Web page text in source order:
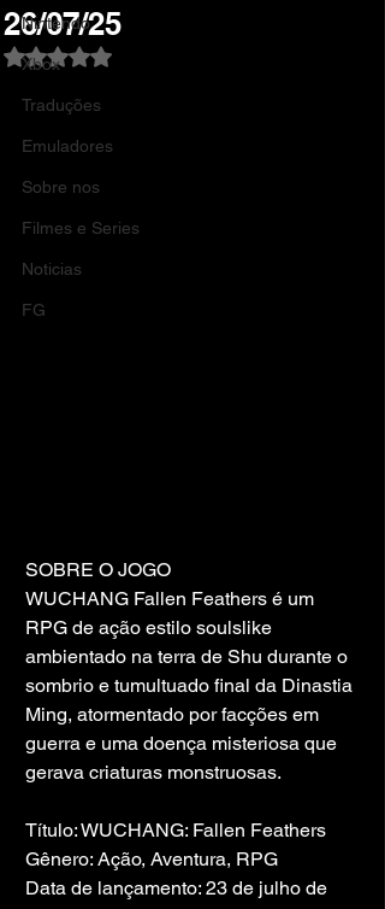
Nintendo
Xbox
Traduções
Emuladores
Sobre nos
Filmes e Series
Noticias
FG
26/07/25
Avaliado com NaN de 5 estrelas.
SOBRE O JOGO
WUCHANG Fallen Feathers é um
RPG de ação estilo soulslike
ambientado na terra de Shu durante o
sombrio e tumultuado final da Dinastia
Ming, atormentado por facções em
guerra e uma doença misteriosa que
gerava criaturas monstruosas.
Título: WUCHANG: Fallen Feathers
Gênero: Ação, Aventura, RPG
Data de lançamento: 23 de julho de